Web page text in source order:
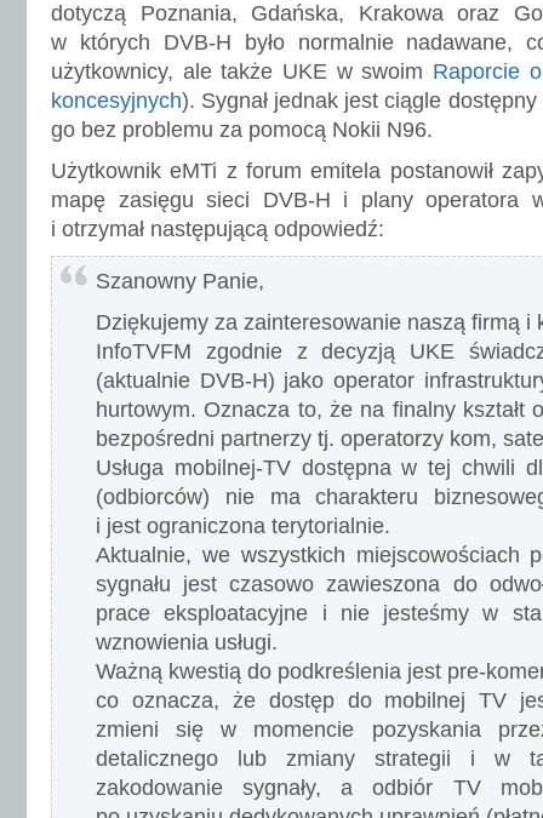
dotyczą Poznania, Gdańska, Krakowa oraz
w których DVB-H było normalnie nadawane,
użytkownicy, ale także UKE w swoim Raporcie
koncesyjnych). Sygnał jednak jest ciągle
go bez problemu za pomocą Nokii N96.
Użytkownik eMTi z forum emitela postanowił
mapę zasięgu sieci DVB-H i plany operatora
i otrzymał następującą odpowiedź:
Szanowny Panie,
Dziękujemy za zainteresowanie naszą firmą i
InfoTVFM zgodnie z decyzją UKE
(aktualnie DVB-H) jako operator
hurtowym. Oznacza to, że na finalny kształt
bezpośredni partnerzy tj. operatorzy kom,
Usługa mobilnej-TV dostępna w tej chwili
(odbiorców) nie ma charakteru
i jest ograniczona terytorialnie.
Aktualnie, we wszystkich miejscowościach
sygnału jest czasowo zawieszona do
prace eksploatacyjne i nie jesteśmy w
wznowienia usługi.
Ważną kwestią do podkreślenia jest pre-
co oznacza, że dostęp do mobilnej TV
zmieni się w momencie pozyskania
detalicznego lub zmiany strategii i w
zakodowanie sygnały, a odbiór TV